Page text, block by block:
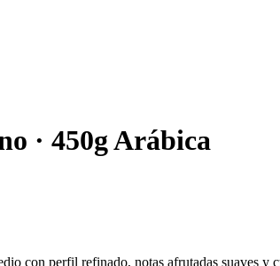
· 450g Arábica
con perfil refinado, notas afrutadas suaves y